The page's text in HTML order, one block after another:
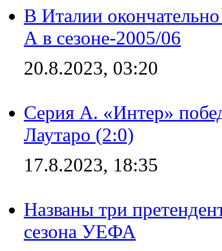
В Италии
А в сезоне-2005/06
20.8.2023, 03:20
Серия А. «Интер»
Лаутаро (2:0)
17.8.2023, 18:35
Названы три
сезона УЕФА